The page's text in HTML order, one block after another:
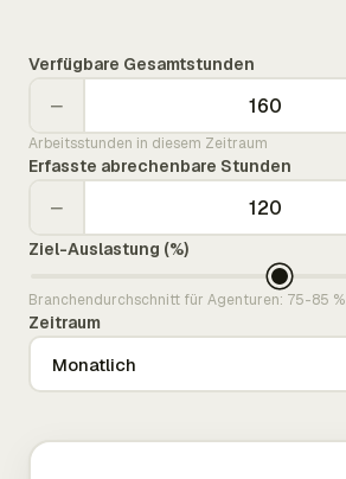
Verfügbare Gesamtstunden
−
Arbeitsstunden in diesem Zeitraum
Erfasste abrechenbare Stunden
−
Ziel-Auslastung (%)
Branchendurchschnitt für Agenturen: 75-85 %
Zeitraum